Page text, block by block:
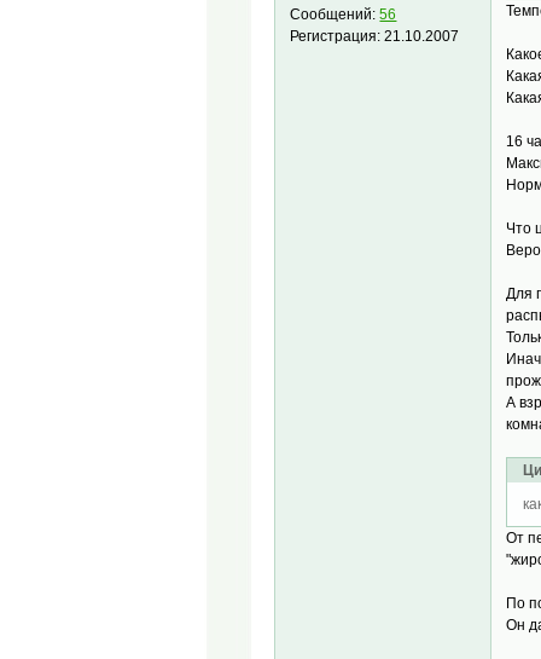
Сообщений:56
Регистрация:21.10.2007
16
Что
Для
А
От
По
Он